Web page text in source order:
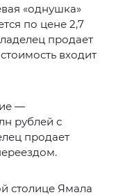
«однушка»
по цене 2,7
продает
входит
—
рублей с
продает
столице Ямала